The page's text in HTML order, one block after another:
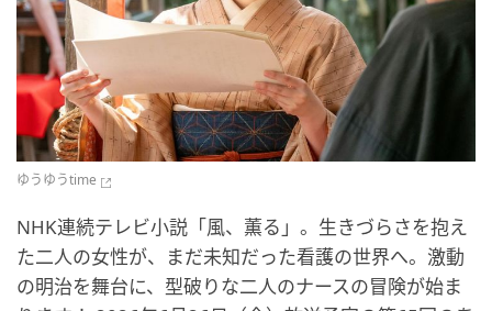
ゆうゆうtime
NHK連続テレビ小説「風、薫る」。生きづらさを抱え
た二人の女性が、まだ未知だった看護の世界へ。激動
の明治を舞台に、型破りな二人のナースの冒険が始ま